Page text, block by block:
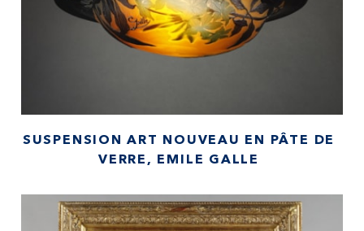
SUSPENSION ART NOUVEAU EN PÂTE DE
VERRE, EMILE GALLE